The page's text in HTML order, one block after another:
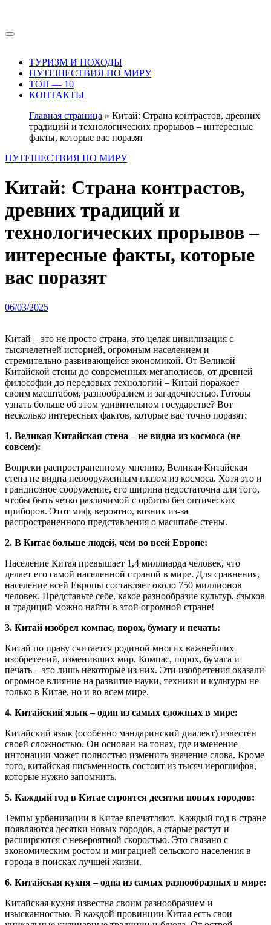
содержимому
ТУРИЗМ И ПОХОДЫ
ПУТЕШЕСТВИЯ ПО МИРУ
ТОП — 10
КОНТАКТЫ
Главная страница » Китай: Страна контрастов, древних
традиций и технологических прорывов – интересные
факты, которые вас поразят
ПУТЕШЕСТВИЯ ПО МИРУ
Китай: Страна контрастов,
древних традиций и
технологических прорывов –
интересные факты, которые
вас поразят
06/03/2025
Китай – это не просто страна, это целая цивилизация с
тысячелетней историей, огромным населением и
стремительно развивающейся экономикой. От Великой
Китайской стены до современных мегаполисов, от древней
философии до передовых технологий – Китай поражает
своим масштабом, разнообразием и загадочностью. Готовы
узнать больше об этом удивительном государстве? Вот
несколько интересных фактов, которые вас точно поразят:
1. Великая Китайская стена – не видна из космоса (не
совсем):
Вопреки распространенному мнению, Великая Китайская
стена не видна невооруженным глазом из космоса. Хотя это и
грандиозное сооружение, его ширина недостаточна для того,
чтобы быть четко различимой с орбиты без оптических
приборов. Этот миф, вероятно, возник из-за
распространенного представления о масштабе стены.
2. В Китае больше людей, чем во всей Европе:
Население Китая превышает 1,4 миллиарда человек, что
делает его самой населенной страной в мире. Для сравнения,
население всей Европы составляет около 750 миллионов
человек. Представьте себе, какое разнообразие культур, языков
и традиций можно найти в этой огромной стране!
3. Китай изобрел компас, порох, бумагу и печать:
Китай по праву считается родиной многих важнейших
изобретений, изменивших мир. Компас, порох, бумага и
печать – это лишь некоторые из них. Эти изобретения оказали
огромное влияние на развитие науки, техники и культуры не
только в Китае, но и во всем мире.
4. Китайский язык – один из самых сложных в мире:
Китайский язык (особенно мандаринский диалект) известен
своей сложностью. Он основан на тонах, где изменение
интонации может полностью изменить значение слова. Кроме
того, китайская письменность состоит из тысяч иероглифов,
которые нужно запомнить.
5. Каждый год в Китае строятся десятки новых городов:
Темпы урбанизации в Китае впечатляют. Каждый год в стране
появляются десятки новых городов, а старые растут и
расширяются с невероятной скоростью. Это связано с
экономическим ростом и миграцией сельского населения в
города в поисках лучшей жизни.
6. Китайская кухня – одна из самых разнообразных в мире:
Китайская кухня известна своим разнообразием и
изысканностью. В каждой провинции Китая есть свои